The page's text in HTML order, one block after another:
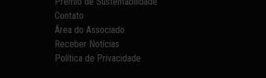
Contato
Área do Associado
Receber Notícias
Política de Privacidade